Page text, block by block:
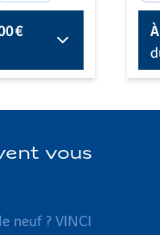
€
vous
neuf ? VINCI